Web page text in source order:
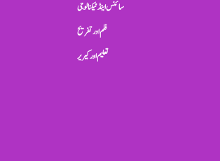
سائنس اینڈ ٹیکنالوجی
فلم اور تفریح
تعلیم اور کیریر